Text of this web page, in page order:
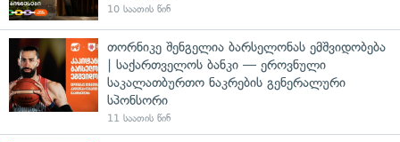
10 საათის წინ
თორნიკე შენგელია ბარსელონას ემშვიდობება
| საქართველოს ბანკი — ეროვნული
საკალათბურთო ნაკრების გენერალური
სპონსორი
11 საათის წინ